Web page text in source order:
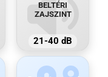
BELTÉRI
ZAJSZINT
21-40 dB